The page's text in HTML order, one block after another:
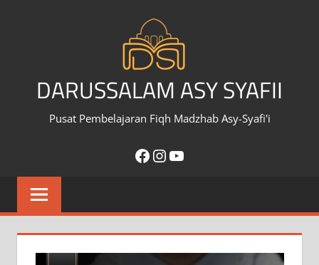
DARUSSALAM ASY SYAFII
Pusat Pembelajaran Fiqh Madzhab Asy-Syafi'i
Facebook
Instagram
YouTube